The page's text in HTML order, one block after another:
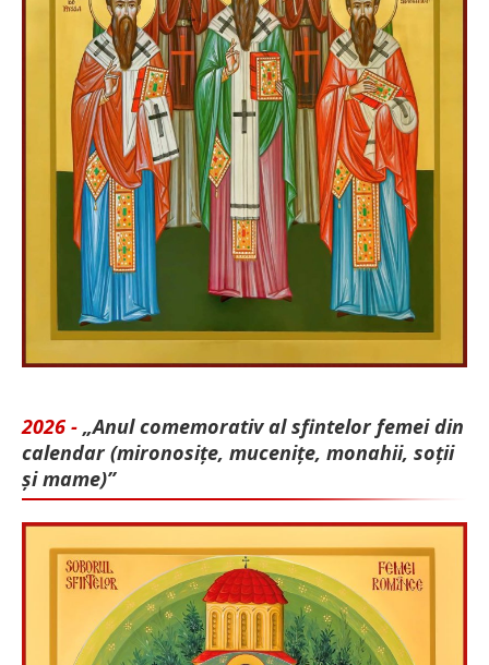
2026 - „Anul comemorativ al sfintelor femei din
calendar (mironosițe, mu­cenițe, monahii, soții
și mame)”